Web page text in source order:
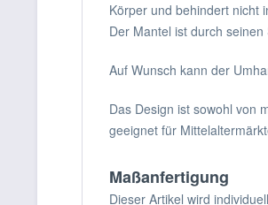
Körper und behindert nicht
Der Mantel ist durch
Auf Wunsch kann der
Das Design ist sowohl von
geeignet für
Maßanfertigung
Dieser Artikel wird